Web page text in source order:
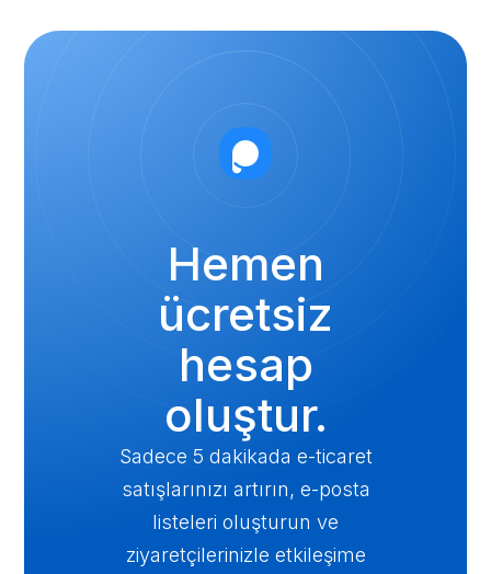
Hemen
ücretsiz
hesap
oluştur.
Sadece 5 dakikada e-ticaret
satışlarınızı artırın, e-posta
listeleri oluşturun ve
ziyaretçilerinizle etkileşime